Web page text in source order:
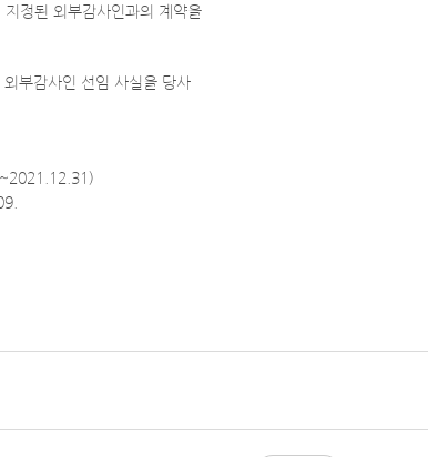
정된 외부감사인과의 계약을
부감사인 선임 사실을 당사